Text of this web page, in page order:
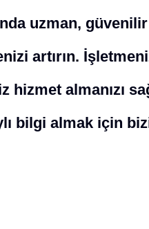
uzman,
artırın.
almanızı
bilgi almak için